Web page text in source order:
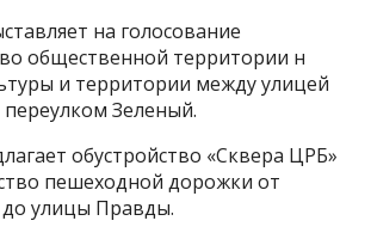
на голосование
общественной территории н
и территории между улицей
Зеленый.
обустройство «Сквера ЦРБ»
пешеходной дорожки от
улицы Правды.